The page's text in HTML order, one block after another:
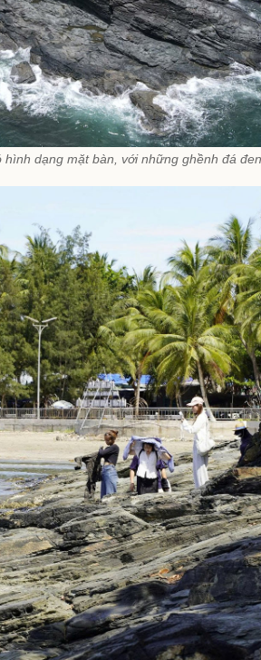
dạng mặt bàn, với những ghềnh đá